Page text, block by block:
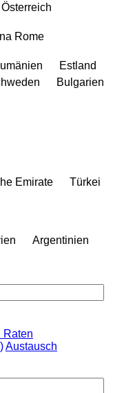
Österreich
Rome
Estland
Bulgarien
Emirate
Türkei
Argentinien
Raten
Austausch